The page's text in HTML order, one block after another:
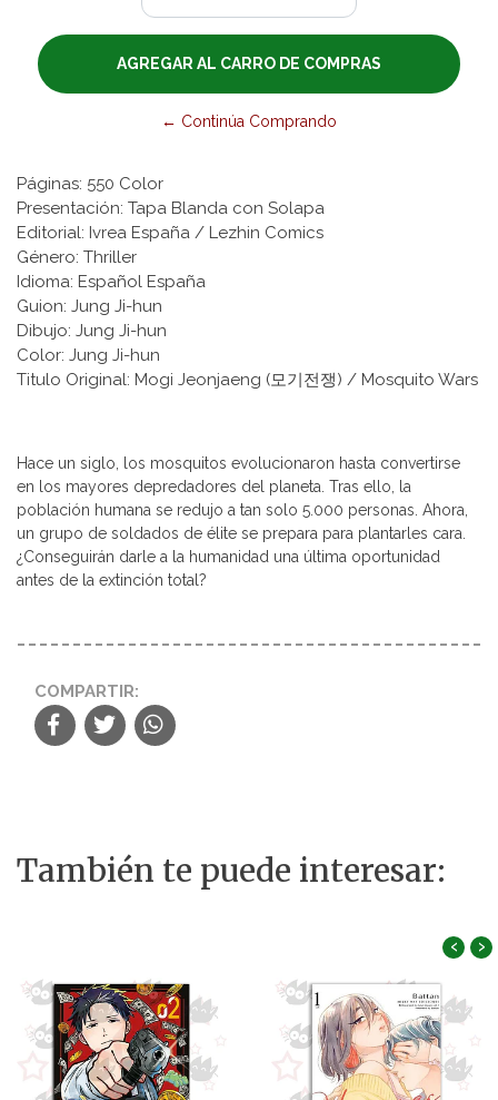
← Continúa Comprando
Páginas: 550 Color
Presentación: Tapa Blanda con Solapa
Editorial: Ivrea España / Lezhin Comics
Género: Thriller
Idioma: Español España
Guion: Jung Ji-hun
Dibujo: Jung Ji-hun
Color: Jung Ji-hun
Titulo Original: Mogi Jeonjaeng (모기전쟁) / Mosquito Wars
Hace un siglo, los mosquitos evolucionaron hasta convertirse
en los mayores depredadores del planeta. Tras ello, la
población humana se redujo a tan solo 5.000 personas. Ahora,
un grupo de soldados de élite se prepara para plantarles cara.
¿Conseguirán darle a la humanidad una última oportunidad
antes de la extinción total?
COMPARTIR:
También te puede interesar:
‹ ›